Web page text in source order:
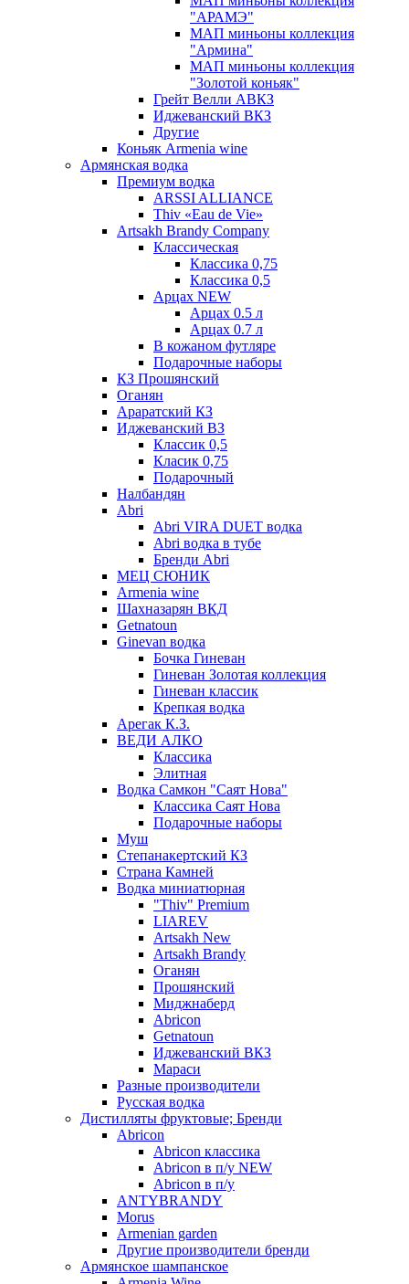
"АРАМЭ"
МАП миньоны коллекция
"Армина"
МАП миньоны коллекция
"Золотой коньяк"
Грейт Велли АВКЗ
Иджеванский ВКЗ
Другие
Коньяк Armenia wine
Армянская водка
Премиум водка
ARSSI ALLIANCE
Thiv «Eau de Vie»
Artsakh Brandy Company
Классическая
Классика 0,75
Классика 0,5
Арцах NEW
Арцах 0.5 л
Арцах 0.7 л
В кожаном футляре
Подарочные наборы
КЗ Прошянский
Оганян
Араратский КЗ
Иджеванский ВЗ
Классик 0,5
Класик 0,75
Подарочный
Налбандян
Abri
Abri VIRA DUET водка
Abri водка в тубе
Бренди Abri
МЕЦ СЮНИК
Armenia wine
Шахназарян ВКД
Getnatoun
Ginevan водка
Бочка Гиневан
Гиневан Золотая коллекция
Гиневан классик
Крепкая водка
Арегак К.З.
ВЕДИ АЛКО
Классика
Элитная
Водка Самкон "Саят Нова"
Классика Саят Нова
Подарочные наборы
Муш
Степанакертский КЗ
Страна Камней
Водка миниатюрная
"Thiv" Premium
LIAREV
Artsakh New
Artsakh Brandy
Оганян
Прошянский
Миджнаберд
Abricon
Getnatoun
Иджеванский ВКЗ
Мараси
Разные производители
Русская водка
Дистилляты фруктовые; Бренди
Abricon
Abricon классика
Abricon в п/у NEW
Abricon в п/у
ANTYBRANDY
Morus
Armenian garden
Другие производители бренди
Армянское шампанское